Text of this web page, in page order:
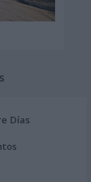
Días